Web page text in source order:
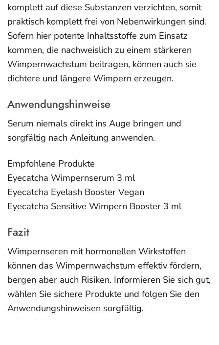
komplett auf diese Substanzen verzichten, somit
praktisch komplett frei von Nebenwirkungen sind.
Sofern hier potente Inhaltsstoffe zum Einsatz
kommen, die nachweislich zu einem stärkeren
Wimpernwachstum beitragen, können auch sie
dichtere und längere Wimpern erzeugen.
Anwendungshinweise
Serum niemals direkt ins Auge bringen und
sorgfältig nach Anleitung anwenden.
Empfohlene Produkte
Eyecatcha Wimpernserum 3 ml
Eyecatcha Eyelash Booster Vegan
Eyecatcha Sensitive Wimpern Booster 3 ml
Fazit
Wimpernseren mit hormonellen Wirkstoffen
können das Wimpernwachstum effektiv fördern,
bergen aber auch Risiken. Informieren Sie sich gut,
wählen Sie sichere Produkte und folgen Sie den
Anwendungshinweisen sorgfältig.